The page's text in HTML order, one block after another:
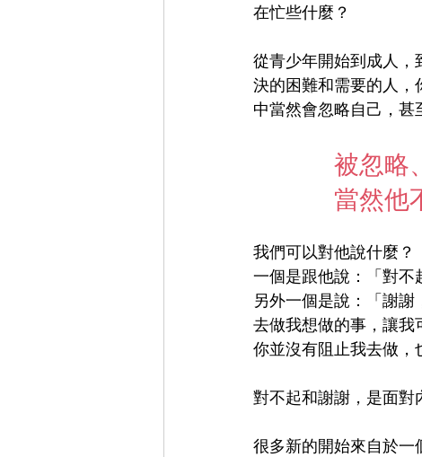
在忙些什麼？
從青少年開始到成人
決的困難和需要的人
中當然會忽略自己，甚
被忽略
當然他
我們可以對他說什麼？
一個是跟他說：「對不
另外一個是說：「謝
去做我想做的事，讓我
你並沒有阻止我去做，
對不起和謝謝，是面對
很多新的開始來自於一